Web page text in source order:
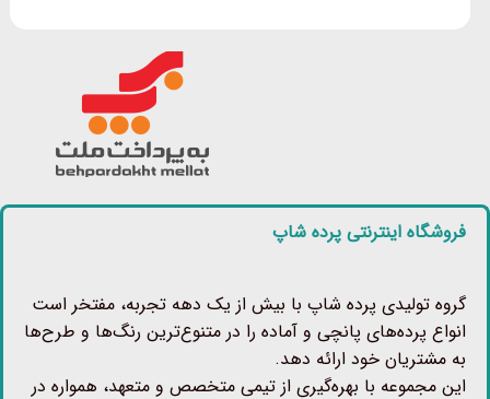
فروشگاه اینترنتی پرده شاپ
گروه تولیدی پرده شاپ با بیش از یک دهه تجربه، مفتخر است
انواع پرده‌های پانچی و آماده را در متنوع‌ترین رنگ‌ها و طرح‌ها
به مشتریان خود ارائه دهد.
این مجموعه با بهره‌گیری از تیمی متخصص و متعهد، همواره در